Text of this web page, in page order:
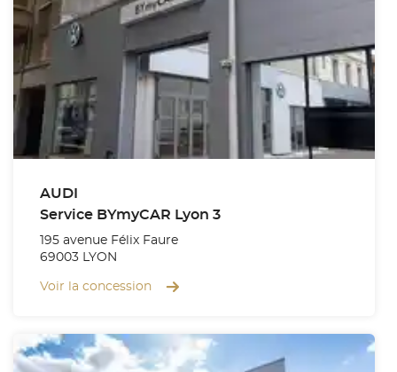
AUDI
Service BYmyCAR Lyon 3
195 avenue Félix Faure
69003 LYON
Voir la concession